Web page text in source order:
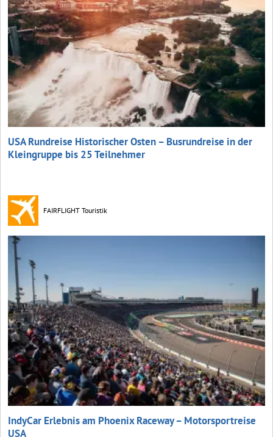
USA Rundreise Historischer Osten – Busrundreise in der
Kleingruppe bis 25 Teilnehmer
FAIRFLIGHT Touristik
IndyCar Erlebnis am Phoenix Raceway – Motorsportreise
USA